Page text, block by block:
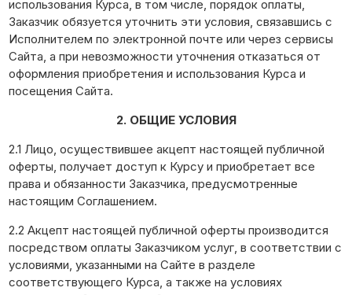
использования Курса, в том числе, порядок оплаты,
Заказчик обязуется уточнить эти условия, связавшись с
Исполнителем по электронной почте или через сервисы
Сайта, а при невозможности уточнения отказаться от
оформления приобретения и использования Курса и
посещения Сайта.
2. ОБЩИЕ УСЛОВИЯ
2.1 Лицо, осуществившее акцепт настоящей публичной
оферты, получает доступ к Курсу и приобретает все
права и обязанности Заказчика, предусмотренные
настоящим Соглашением.
2.2 Акцепт настоящей публичной оферты производится
посредством оплаты Заказчиком услуг, в соответствии с
условиями, указанными на Сайте в разделе
соответствующего Курса, а также на условиях